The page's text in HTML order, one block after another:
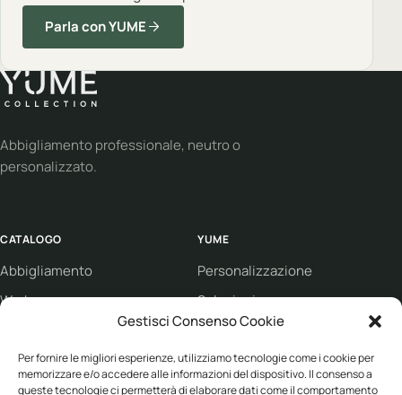
Gestisci Consenso Cookie
Per fornire le migliori esperienze, utilizziamo tecnologie come i cookie per
memorizzare e/o accedere alle informazioni del dispositivo. Il consenso a
queste tecnologie ci permetterà di elaborare dati come il comportamento
Parla con YUME
Abbigliamento professionale, neutro o
personalizzato.
CATALOGO
Abbigliamento
Workwear
Eco collection
Brand
YUME
Personalizzazione
Soluzioni
Supporto
Condizioni di vendita